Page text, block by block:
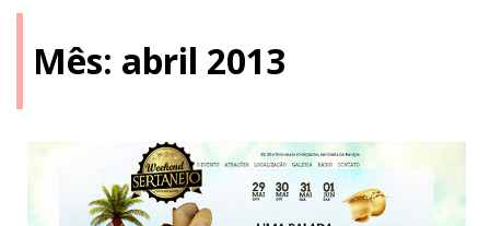
Mês: abril 2013